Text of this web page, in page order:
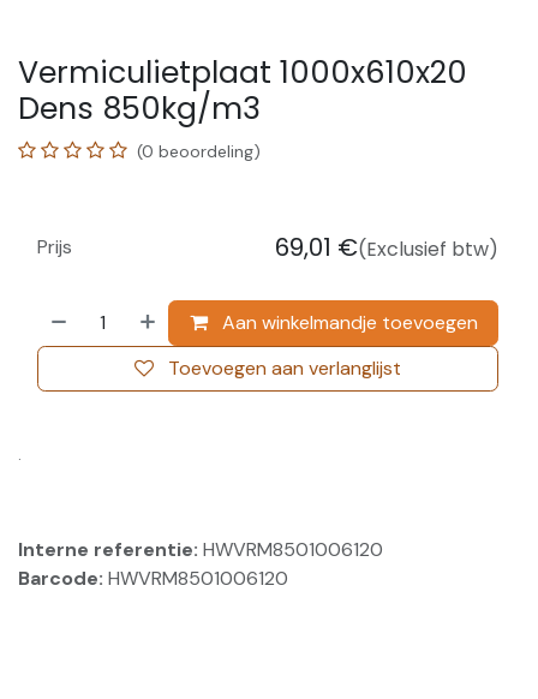
Vermiculietplaat 1000x610x20
Dens 850kg/m3
(0 beoordeling)
Aan winkelmandje toevoegen
Toevoegen aan verlanglijst
Prijs 69,01 €(Exclusief btw)
.
Interne referentie: HWVRM8501006120
Barcode: HWVRM8501006120